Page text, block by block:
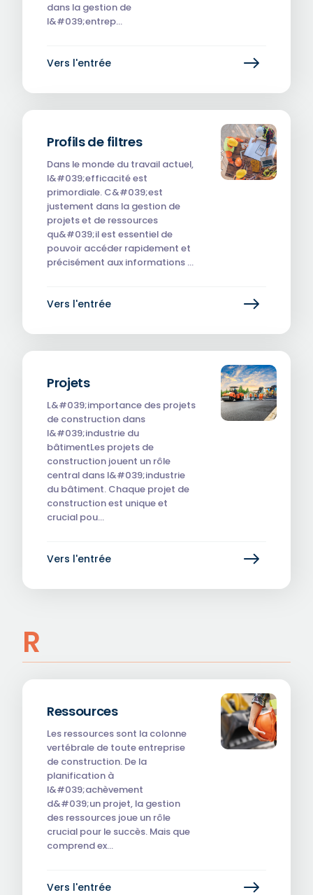
dans la gestion de
l&#039;entrep…
Vers l'entrée
Profils de filtres
Dans le monde du travail actuel,
l&#039;efficacité est
primordiale. C&#039;est
justement dans la gestion de
projets et de ressources
qu&#039;il est essentiel de
pouvoir accéder rapidement et
précisément aux informations …
Vers l'entrée
Projets
L&#039;importance des projets
de construction dans
l&#039;industrie du
bâtimentLes projets de
construction jouent un rôle
central dans l&#039;industrie
du bâtiment. Chaque projet de
construction est unique et
crucial pou…
Vers l'entrée
R
Ressources
Les ressources sont la colonne
vertébrale de toute entreprise
de construction. De la
planification à
l&#039;achèvement
d&#039;un projet, la gestion
des ressources joue un rôle
crucial pour le succès. Mais que
comprend ex…
Vers l'entrée